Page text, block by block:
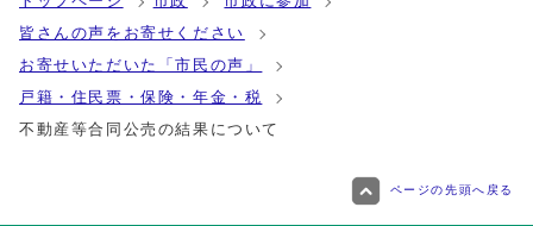
皆さんの声をお寄せください
お寄せいただいた「市民の声」
戸籍・住民票・保険・年金・税
不動産等合同公売の結果について
ページの先頭へ戻る